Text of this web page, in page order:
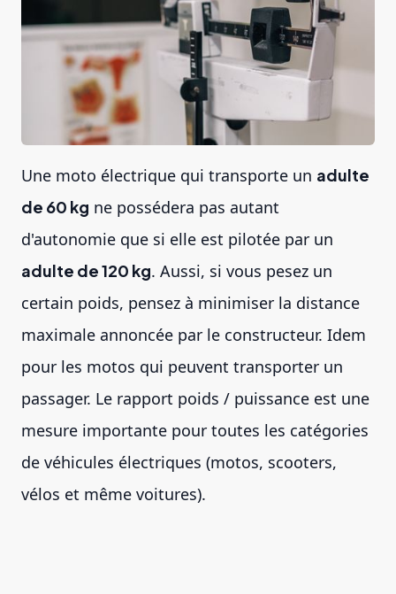
Une moto électrique qui transporte un adulte
de 60 kg ne possédera pas autant
d'autonomie que si elle est pilotée par un
adulte de 120 kg. Aussi, si vous pesez un
certain poids, pensez à minimiser la distance
maximale annoncée par le constructeur. Idem
pour les motos qui peuvent transporter un
passager. Le rapport poids / puissance est une
mesure importante pour toutes les catégories
de véhicules électriques (motos, scooters,
vélos et même voitures).